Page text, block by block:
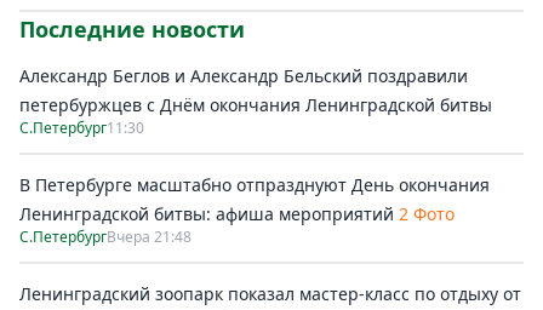
Последние новости
Александр Беглов и Александр Бельский поздравили
петербуржцев с Днём окончания Ленинградской битвы
С.Петербург11:30
В Петербурге масштабно отпразднуют День окончания
Ленинградской битвы: афиша мероприятий 2 Фото
С.ПетербургВчера 21:48
Ленинградский зоопарк показал мастер-класс по отдыху от